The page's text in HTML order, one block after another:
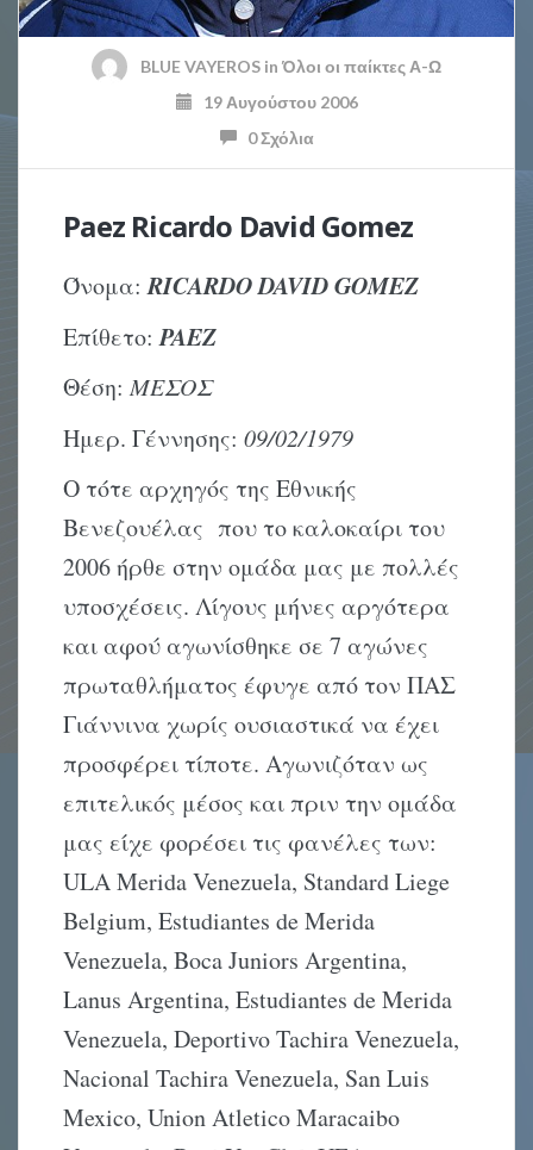
BLUE VAYEROS in Όλοι οι παίκτες Α-Ω
19 Αυγούστου 2006
0 Σχόλια
Paez Ricardo David Gomez
Όνομα:RICARDO DAVID GOMEZ
Επίθετο: PAEZ
Θέση:ΜΕΣΟΣ
Ημερ. Γέννησης:09/02/1979
Ο τότε αρχηγός της Εθνικής
Βενεζουέλας που το καλοκαίρι του
2006 ήρθε στην ομάδα μας με πολλές
υποσχέσεις. Λίγους μήνες αργότερα
και αφού αγωνίσθηκε σε 7 αγώνες
πρωταθλήματος έφυγε από τον ΠΑΣ
Γιάννινα χωρίς ουσιαστικά να έχει
προσφέρει τίποτε. Αγωνιζόταν ως
επιτελικός μέσος και πριν την ομάδα
μας είχε φορέσει τις φανέλες των:
ULA Merida Venezuela, Standard Liege
Belgium, Estudiantes de Merida
Venezuela, Boca Juniors Argentina,
Lanus Argentina, Estudiantes de Merida
Venezuela, Deportivo Tachira Venezuela,
Nacional Tachira Venezuela, San Luis
Mexico, Union Atletico Maracaibo